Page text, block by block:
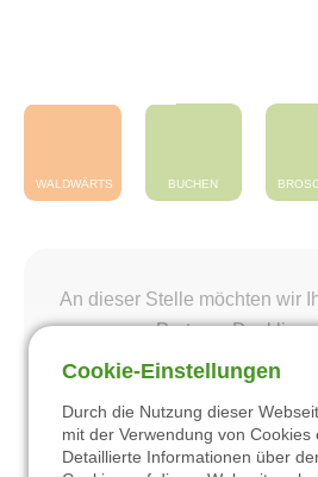
Zentrum Pfälzerwald
Wandern
WALDWÄRTS BUCHEN
An dieser Stelle möchten wir
unseres Partners Deskline
müssen Sie Ihre
Einstellungen
Cookie-Einstellungen
Durch die Nutzung dieser
mit der Verwendung von Cookies
Detaillierte Informationen über